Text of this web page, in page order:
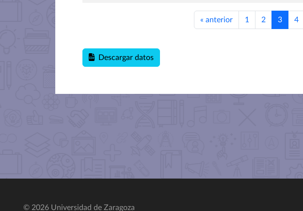
« anterior 1 2 3 4
Descargar datos
© 2026 Universidad de Zaragoza